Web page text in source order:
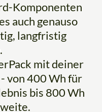
Komponenten
auch genauso
langfristig
mit deiner
von 400 Wh für
bis 800 Wh